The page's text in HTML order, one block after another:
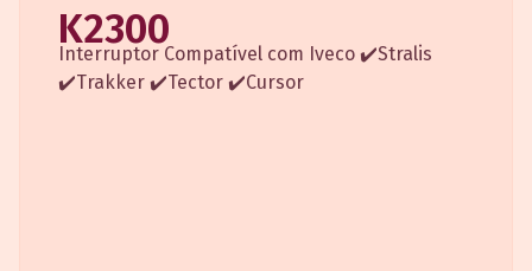
K2300
Interruptor Compatível com Iveco ✔️Stralis
✔️Trakker ✔️Tector ✔️Cursor